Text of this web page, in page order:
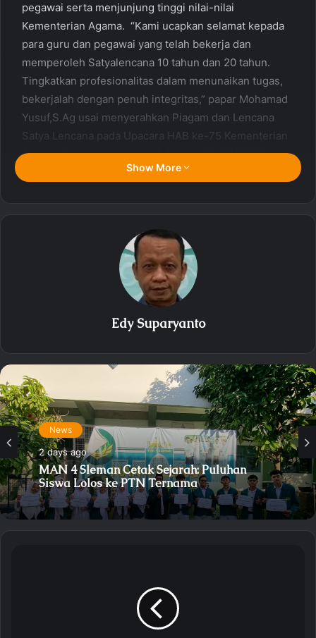
pegawai serta menjunjung tinggi nilai-nilai
Kementerian Agama. “Kami ucapkan selamat kepada
para guru dan pegawai yang telah bekerja dan
memperoleh Satyalencana 10 tahun dan 20 tahun.
Tingkatkan profesionalitas dalam menunaikan tugas,
bekerjalah dengan penuh integritas,” papar Mohamad
Yusuf,S.Ag usai menyerahkan Piagam dan Lencana
Satya Lencana pada Upacara HAB ke-75 Kementerian
Agama di halaman madrasah Selasa (05/01/2020).
diperlukan dedikasi, semangat kerja, soliditas tim,
serta integritas hingga institusi bebas korupsi.
Mohamad Yusuf menyampaikan terima kasih atas
dedikasi para guru dan pegawai yang memperoleh
penghargaan Satya Lencana. Para penerima Satya
Lencana 20 tahun diantaranya Mardiyanti,S.Pd., Ihsan
Sanusi,S.Ag., Mohammad Yusuf,S.Ag.,
AntikPurwanti,A.Md Satya Lencana 10 tahun
diantaranya Indriyani,S.Pd, Dwi Astuti Handayani,S.Pd
Mohamad Yusuf,S.Ag mewakiki Kepala Kantor
Kementerian Agama Kabupaten Sleman.
Show More
Edy Suparyanto
News
2 days ago
News
4 days ago
Apel Pagi : Wakabid Akademik Bacakan
Pesan Gubernur DIY untuk Generasi Emas